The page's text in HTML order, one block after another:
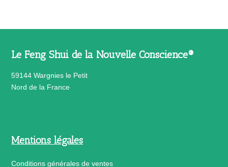
Le Feng Shui de la Nouvelle Conscience®
59144 Wargnies le Petit
Nord de la France
Mentions légales
Conditions générales de ventes